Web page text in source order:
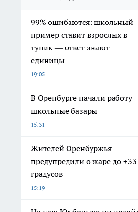
99% ошибаются: школьный
пример ставит взрослых в
тупик — ответ знают
единицы
19:05
В Оренбурге начали работу
школьные базары
15:31
Жителей Оренбуржья
предупредили о жаре до +33
градусов
15:19